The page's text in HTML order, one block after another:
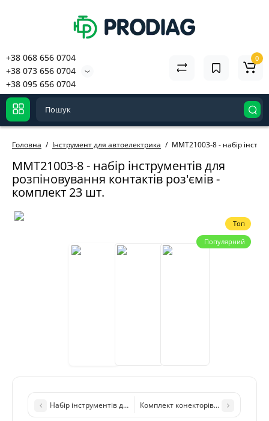
+38 068 656 0704
+38 073 656 0704
+38 095 656 0704
0
Головна Інструмент для автоелектрика MMT21003-8 - набір
MMT21003-8 - набір інструментів для
розпіновування контактів роз'ємів -
комплект 23 шт.
Топ
Популярний
Набір інструментів для видалення контактів роз'ємів
Комплект конекторів Autool